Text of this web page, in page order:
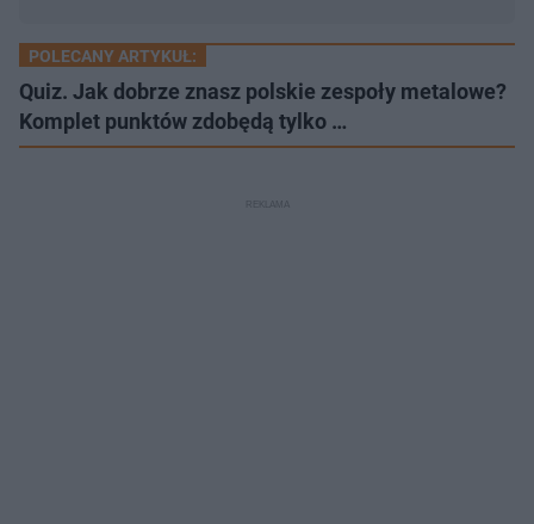
POLECANY ARTYKUŁ:
Quiz. Jak dobrze znasz polskie zespoły metalowe?
Komplet punktów zdobędą tylko …